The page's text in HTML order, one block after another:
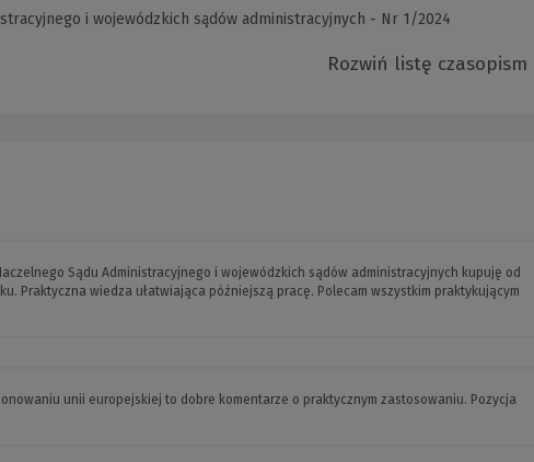
i wojewódzkich sądów administracyjnych - Nr 1/2024
Rozwiń listę czasopism
Sądu Administracyjnego i wojewódzkich sądów administracyjnych kupuję od
Praktyczna wiedza ułatwiająca późniejszą pracę. Polecam wszystkim praktykującym
unii europejskiej to dobre komentarze o praktycznym zastosowaniu. Pozycja